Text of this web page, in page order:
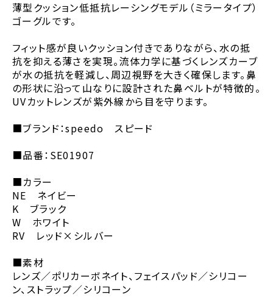
薄型クッション低抵抗レーシングモデル（ミラータイプ）
ゴーグルです。
フィット感が良いクッション付きでありながら、水の抵
抗を抑える薄さを実現。流体力学に基づくレンズカーブ
が水の抵抗を軽減し、周辺視野を大きく確保します。鼻
の形状に沿って山なりに設計された鼻ベルトが特徴的。
UVカットレンズが紫外線から目を守ります。
■ブランド：speedo スピード
■品番：SE01907
■カラー
NE ネイビー
K ブラック
W ホワイト
RV レッド×シルバー
■素材
レンズ／ポリカーボネイト、フェイスパッド／シリコー
ン、ストラップ／シリコーン